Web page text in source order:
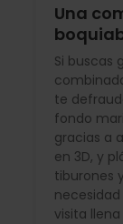
Una
Si buscas
te
fondo
gracias a
en 3D, y
tiburones
visita